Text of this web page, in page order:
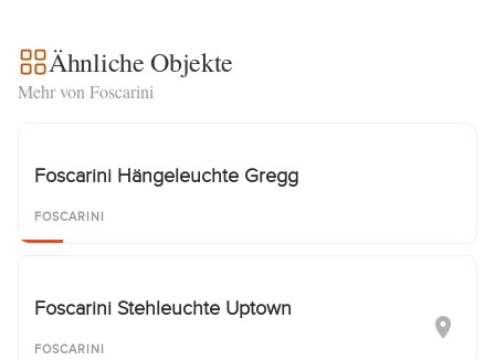
Ähnliche Objekte
Mehr von Foscarini
Foscarini Hängeleuchte Gregg
FOSCARINI
Foscarini Stehleuchte Uptown
FOSCARINI